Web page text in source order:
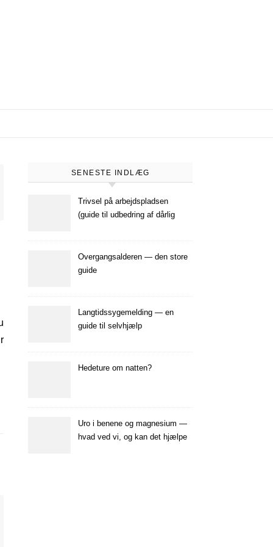
SENESTE INDLÆG
Trivsel på arbejdspladsen
(guide til udbedring af dårlig
Overgangsalderen — den store
guide
Langtidssygemelding — en
guide til selvhjælp
Hedeture om natten?
Uro i benene og magnesium —
hvad ved vi, og kan det hjælpe